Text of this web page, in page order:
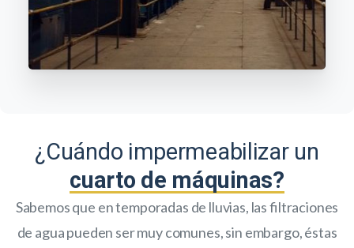
¿Cuándo impermeabilizar un
cuarto de máquinas?
Sabemos que en temporadas de lluvias, las filtraciones
de agua pueden ser muy comunes, sin embargo, éstas